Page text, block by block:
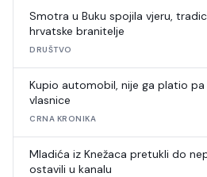
Smotra u Buku spojila vjeru,
hrvatske branitelje
DRUŠTVO
Kupio automobil, nije ga platio
vlasnice
CRNA KRONIKA
Mladića iz Knežaca pretukli do
ostavili u kanalu